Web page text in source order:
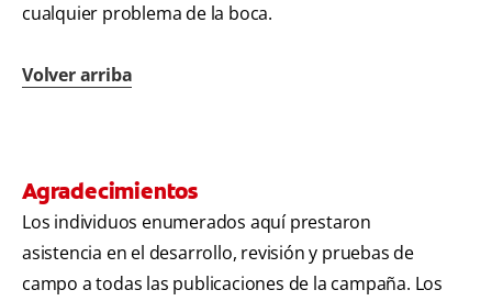
cualquier problema de la boca.
Volver arriba
Agradecimientos
Los individuos enumerados aquí prestaron
asistencia en el desarrollo, revisión y pruebas de
campo a todas las publicaciones de la campaña. Los